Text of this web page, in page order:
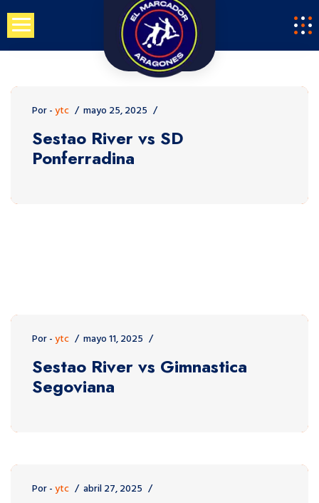
Saltar
contenido
Por -ytc mayo 25, 2025
Sestao River vs SD
Ponferradina
Por -ytc mayo 11, 2025
Sestao River vs Gimnastica
Segoviana
Por -ytc abril 27, 2025